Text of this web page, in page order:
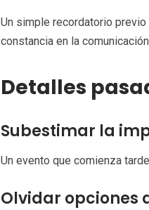
Un simple recordatorio
constancia en la
Detalles
Subestimar la
Un evento que comienza
Olvidar opciones